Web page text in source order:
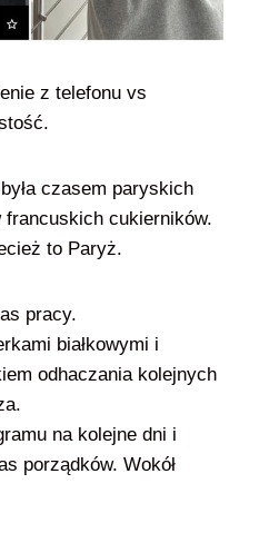
z telefonu vs
czasem paryskich
francuskich cukierników.
to Paryż.
pracy.
białkowymi i
odhaczania kolejnych
na kolejne dni i
porządków. Wokół